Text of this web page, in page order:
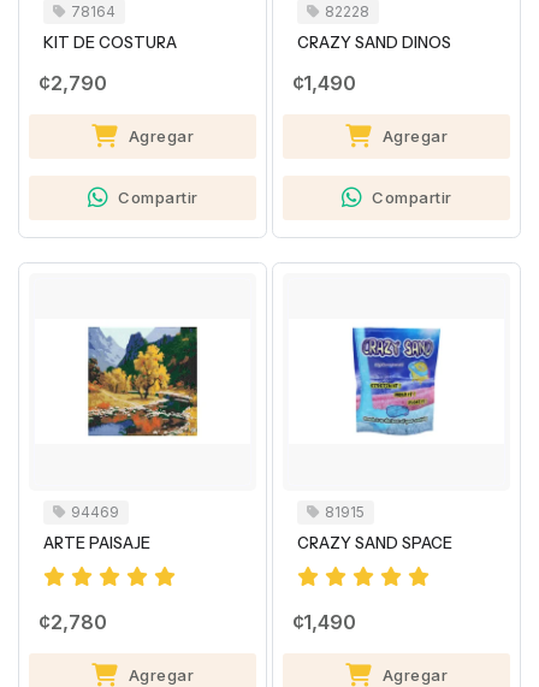
78164
KIT DE COSTURA
¢2,790
Agregar
Compartir
82228
CRAZY SAND DINOS
¢1,490
Agregar
Compartir
94469
ARTE PAISAJE
¢2,780
Agregar
81915
CRAZY SAND SPACE
¢1,490
Agregar